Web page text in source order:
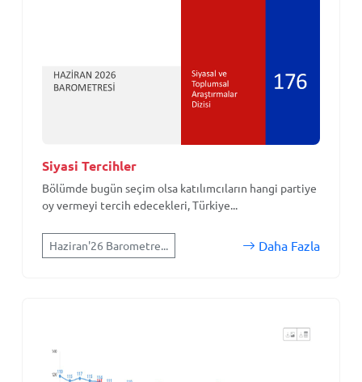
Siyasi Tercihler
Bölümde bugün seçim olsa katılımcıların hangi partiye
oy vermeyi tercih edecekleri, Türkiye...
Haziran'26 Barometre... Daha Fazla